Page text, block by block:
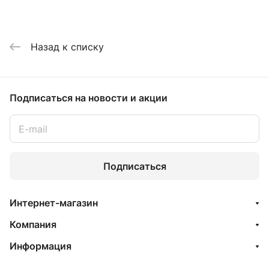
Назад к списку
Подписаться на новости и акции
Подписаться
Интернет-магазин
Компания
Информация